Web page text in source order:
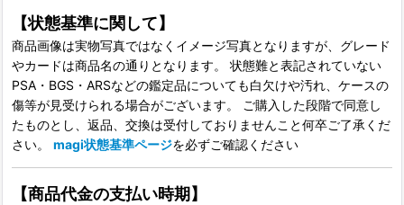
【状態基準に関して】
商品画像は実物写真ではなくイメージ写真となりますが、グレード
やカードは商品名の通りとなります。 状態難と表記されていない
PSA・BGS・ARSなどの鑑定品についても白欠けや汚れ、ケースの
傷等が見受けられる場合がございます。 ご購入した段階で同意し
たものとし、返品、交換は受付しておりませんこと何卒ご了承くだ
さい。 magi状態基準ページを必ずご確認ください
【商品代金の支払い時期】